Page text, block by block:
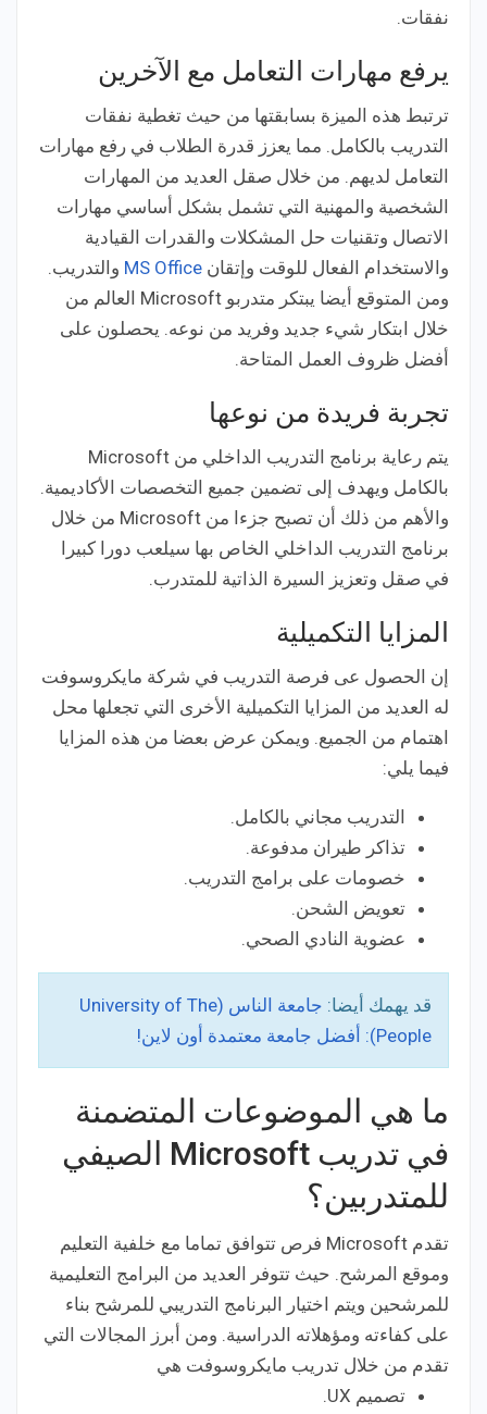
نفقات.
يرفع مهارات التعامل مع الآخرين
ترتبط هذه الميزة بسابقتها من حيث تغطية نفقات
التدريب بالكامل. مما يعزز قدرة الطلاب في رفع مهارات
التعامل لديهم. من خلال صقل العديد من المهارات
الشخصية والمهنية التي تشمل بشكل أساسي مهارات
الاتصال وتقنيات حل المشكلات والقدرات القيادية
والاستخدام الفعال للوقت وإتقان MS Office والتدريب.
ومن المتوقع أيضا يبتكر متدربو Microsoft العالم من
خلال ابتكار شيء جديد وفريد من نوعه. يحصلون على
أفضل ظروف العمل المتاحة.
تجربة فريدة من نوعها
يتم رعاية برنامج التدريب الداخلي من Microsoft
بالكامل ويهدف إلى تضمين جميع التخصصات الأكاديمية.
والأهم من ذلك أن تصبح جزءا من Microsoft من خلال
برنامج التدريب الداخلي الخاص بها سيلعب دورا كبيرا
في صقل وتعزيز السيرة الذاتية للمتدرب.
المزايا التكميلية
إن الحصول عى فرصة التدريب في شركة مايكروسوفت
له العديد من المزايا التكميلية الأخرى التي تجعلها محل
اهتمام من الجميع. ويمكن عرض بعضا من هذه المزايا
فيما يلي:
التدريب مجاني بالكامل.
تذاكر طيران مدفوعة.
خصومات على برامج التدريب.
تعويض الشحن.
عضوية النادي الصحي.
قد يهمك أيضا:
جامعة الناس (University of The
People): أفضل جامعة معتمدة أون لاين!
ما هي الموضوعات المتضمنة
في تدريب Microsoft الصيفي
للمتدربين؟
تقدم Microsoft فرص تتوافق تماما مع خلفية التعليم
وموقع المرشح. حيث تتوفر العديد من البرامج التعليمية
للمرشحين ويتم اختيار البرنامج التدريبي للمرشح بناء
على كفاءته ومؤهلاته الدراسية. ومن أبرز المجالات التي
تقدم من خلال تدريب مايكروسوفت هي
تصميم UX.